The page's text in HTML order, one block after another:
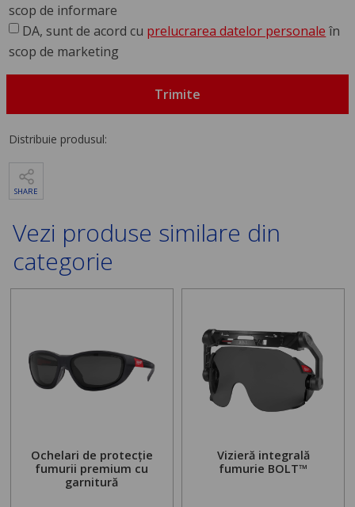
scop de informare
DA, sunt de acord cu prelucrarea datelor personale în
scop de marketing
Trimite
Distribuie produsul:
SHARE
Vezi produse similare din
categorie
Ochelari de protecție
fumurii premium cu
garnitură
Vizieră integrală
fumurie BOLT™